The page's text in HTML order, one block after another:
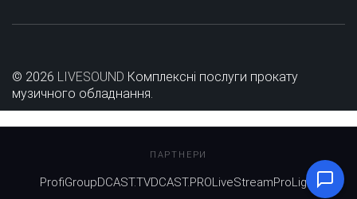
© 2026 LIVESOUND Комплексні послуги прокату
музичного обладнання.
ПАРТНЕРИ
ProfiGroupDCAST.TVDCAST.PROLiveStreamProLight